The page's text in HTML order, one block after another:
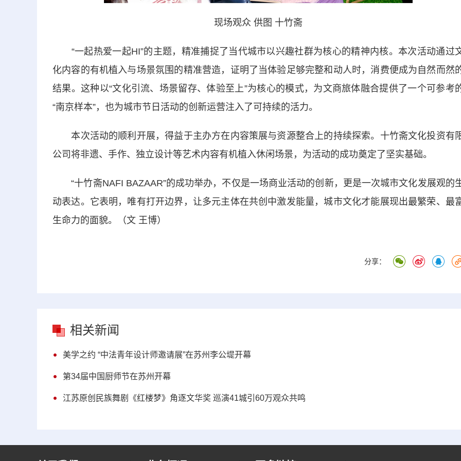
现场观众 供图 十竹斋
“一起热爱一起HI”的主题，精准捕捉了当代城市以兴趣社群为核心的精神内核。本次活动通过
化内容的有机植入与场景氛围的精准营造，证明了当体验足够完整和动人时，消费便成为自然而然
结果。这种以“文化引流、场景留存、体验至上”为核心的模式，为文商旅体融合提供了一个可参考
“南京样本”，也为城市节日活动的创新运营注入了可持续的活力。
本次活动的顺利开展，得益于主办方在内容策展与资源整合上的持续探索。十竹斋文化投资有
公司将非遗、手作、独立设计等艺术内容有机植入休闲场景，为活动的成功奠定了坚实基础。
“十竹斋NAFI BAZAAR”的成功举办，不仅是一场商业活动的创新，更是一次城市文化发展观的
动表达。它表明，唯有打开边界，让多元主体在共创中激发能量，城市文化才能展现出最繁荣、最
生命力的面貌。（文 王博）
分享：
相关新闻
美学之约 “中法青年设计师邀请展”在苏州李公堤开幕
第34届中国厨师节在苏州开幕
江苏原创民族舞剧《红楼梦》角逐文华奖 巡演41城引60万观众共鸣